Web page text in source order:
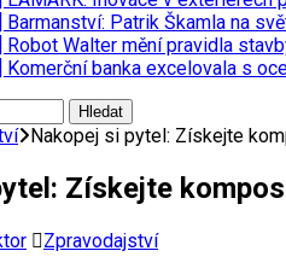
Barmanství: Patrik Škamla na
Robot Walter mění pravidla
Komerční banka excelovala s
Nakopej si pytel: Získejte
Získejte
Zpravodajství